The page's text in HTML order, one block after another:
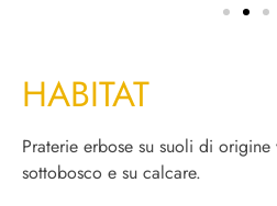
HABITAT
Praterie erbose su suoli di
sottobosco e su calcare.